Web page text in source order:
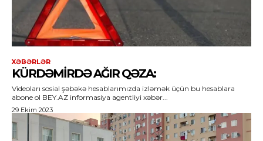
XƏBƏRLƏR
KÜRDƏMIRDƏ AĞIR QƏZA:
Videoları sosial şəbəkə hesablarımızda izləmək üçün bu hesablara
abone ol BEY.AZ informasiya agentliyi xəbər...
29 Ekim 2023